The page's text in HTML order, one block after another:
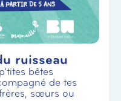
ruisseau
bêtes
de tes
sœurs ou